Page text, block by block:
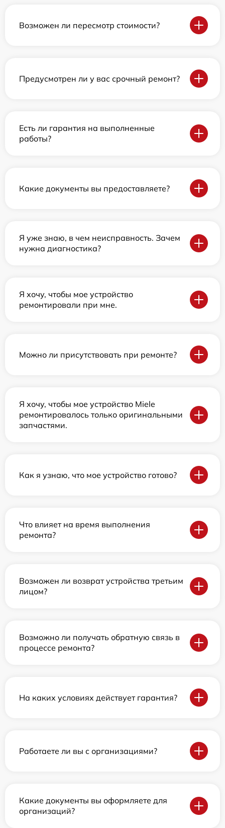
Возможен ли пересмотр стоимости?
Предусмотрен ли у вас срочный ремонт?
Есть ли гарантия на выполненные
работы?
Какие документы вы предоставляете?
Я уже знаю, в чем неисправность. Зачем
нужна диагностика?
Я хочу, чтобы мое устройство
ремонтировали при мне.
Можно ли присутствовать при ремонте?
Я хочу, чтобы мое устройство Miele
ремонтировалось только оригинальными
запчастями.
Как я узнаю, что мое устройство готово?
Что влияет на время выполнения
ремонта?
Возможен ли возврат устройства третьим
лицом?
Возможно ли получать обратную связь в
процессе ремонта?
На каких условиях действует гарантия?
Работаете ли вы с организациями?
Какие документы вы оформляете для
организаций?